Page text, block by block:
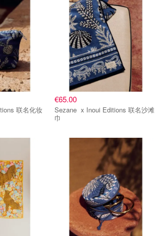
€65.00
Sezane x Inoui Editions 联名沙滩
巾